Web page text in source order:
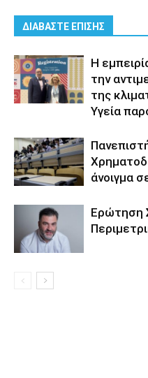
ΔΙΑΒΑΣΤΕ ΕΠΙΣΗΣ
Η
την
της
Υγεία
άνοιγμα
Eρώτηση